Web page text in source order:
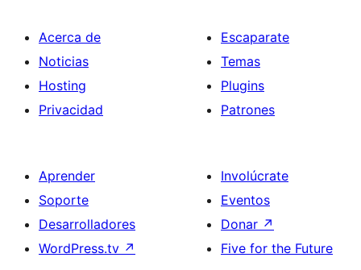
Acerca de
Noticias
Hosting
Privacidad
Escaparate
Temas
Plugins
Patrones
Aprender
Soporte
Desarrolladores
WordPress.tv ↗
Involúcrate
Eventos
Donar ↗
Five for the Future